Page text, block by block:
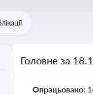
Головне за
Опрацьовано: